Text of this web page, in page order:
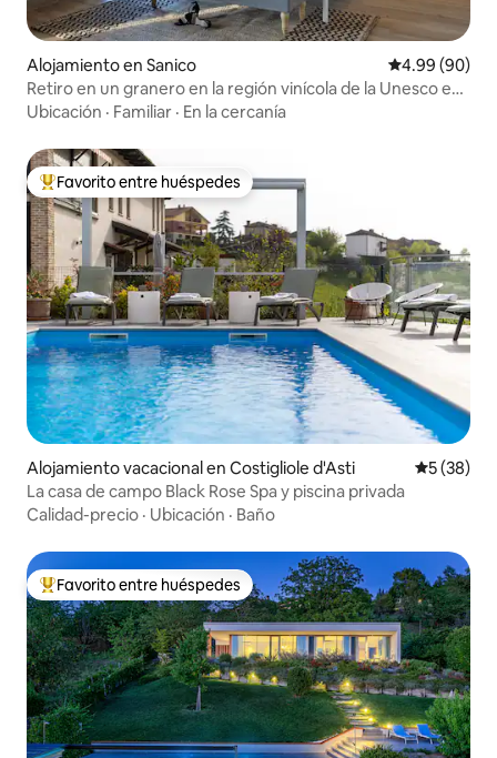
Alojamiento en Sanico Calificación
4.99 (90)
Retiro en un granero en la región vinícola de la Unesco en
Italia
Ubicación · Familiar · En la cercanía
Favorito entre huéspedes preferido
Favorito entre huéspedes
Alojamiento vacacional en Costigliole d'Asti
5 (38)
La casa de campo Black Rose Spa y piscina privada
Calidad-precio · Ubicación · Baño
Favorito entre huéspedes preferido
Favorito entre huéspedes